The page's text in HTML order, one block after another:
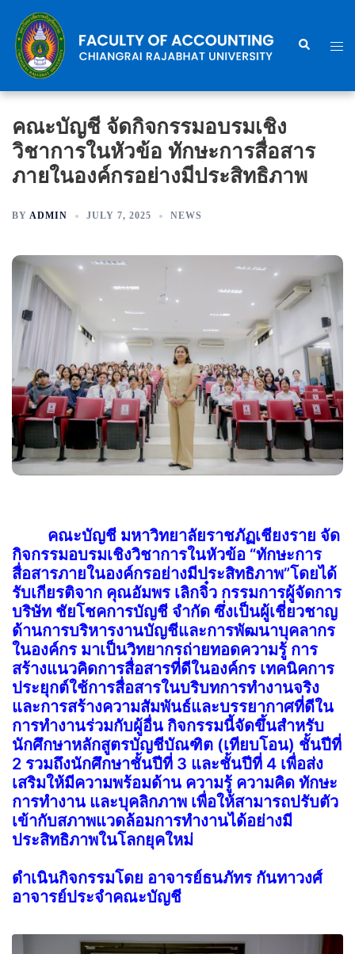
content
Search
คณะบัญชี จัดกิจกรรมอบรมเชิง
วิชาการในหัวข้อ ทักษะการสื่อสาร
ภายในองค์กรอย่างมีประสิทธิภาพ
BY ADMIN JULY 7, 2025 NEWS
คณะบัญชี มหาวิทยาลัยราชภัฏเชียงราย จัด
กิจกรรมอบรมเชิงวิชาการในหัวข้อ “ทักษะการ
สื่อสารภายในองค์กรอย่างมีประสิทธิภาพ”โดยได้
รับเกียรติจาก คุณอัมพร เลิกจิ๋ว กรรมการผู้จัดการ
บริษัท ชัยโชคการบัญชี จำกัด ซึ่งเป็นผู้เชี่ยวชาญ
ด้านการบริหารงานบัญชีและการพัฒนาบุคลากร
ในองค์กร มาเป็นวิทยากรถ่ายทอดความรู้ การ
สร้างแนวคิดการสื่อสารที่ดีในองค์กร เทคนิคการ
ประยุกต์ใช้การสื่อสารในบริบทการทำงานจริง
และการสร้างความสัมพันธ์และบรรยากาศที่ดีใน
การทำงานร่วมกับผู้อื่น กิจกรรมนี้จัดขึ้นสำหรับ
นักศึกษาหลักสูตรบัญชีบัณฑิต (เทียบโอน) ชั้นปีที่
2 รวมถึงนักศึกษาชั้นปีที่ 3 และชั้นปีที่ 4 เพื่อส่ง
เสริมให้มีความพร้อมด้าน ความรู้ ความคิด ทักษะ
การทำงาน และบุคลิกภาพ เพื่อให้สามารถปรับตัว
เข้ากับสภาพแวดล้อมการทำงานได้อย่างมี
ประสิทธิภาพในโลกยุคใหม่
ดำเนินกิจกรรมโดย อาจารย์ธนภัทร กันทาวงศ์
อาจารย์ประจำคณะบัญชี